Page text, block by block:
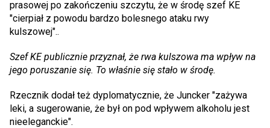
prasowej po zakończeniu szczytu, że w środę szef KE
"cierpiał z powodu bardzo bolesnego ataku rwy
kulszowej"..
Szef KE publicznie przyznał, że rwa kulszowa ma wpływ na
jego poruszanie się. To właśnie się stało w środę.
Rzecznik dodał też dyplomatycznie, że Juncker "zażywa
leki, a sugerowanie, że był on pod wpływem alkoholu jest
nieeleganckie".